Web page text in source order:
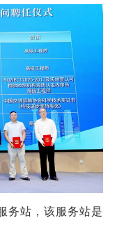
站，该服务站是